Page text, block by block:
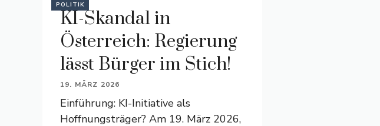
POLITIK
KI-Skandal in
Österreich: Regierung
lässt Bürger im Stich!
19. MÄRZ 2026
Einführung: KI-Initiative als
Hoffnungsträger? Am 19. März 2026,